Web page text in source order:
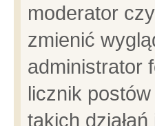
moderator
zmienić
administrator
licznik
takich